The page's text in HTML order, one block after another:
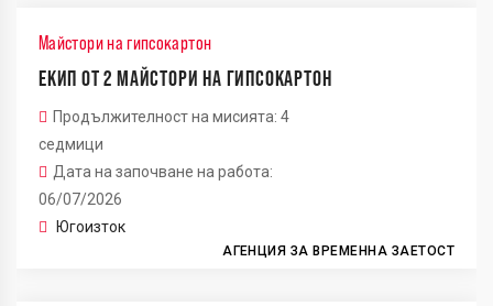
Майстори на гипсокартон
ЕКИП ОТ 2 МАЙСТОРИ НА ГИПСОКАРТОН
Продължителност на мисията: 4
седмици
Дата на започване на работа:
06/07/2026
Югоизток
АГЕНЦИЯ ЗА ВРЕМЕННА ЗАЕТОСТ